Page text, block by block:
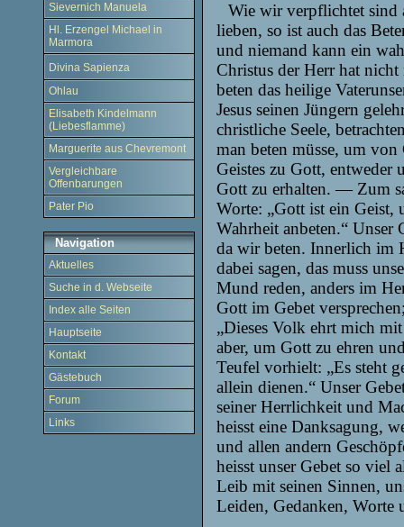
Sievernich Manuela
Hl. Erzengel Michael in
Marmora
Divina Sapienza
Ohlau
Elisabeth Kindelmann
(Liebesflamme)
Marguerite aus Chevremont
Vergleichbare
Offenbarungen
Pater Pio
Navigation
Aktuelles
Suche in d. Webseite
Index alle Seiten
Hauptseite
Kontakt
Gästebuch
Forum
Links
Wie wir verpflichtet sind
lieben, so ist auch das
und niemand kann ein
Christus der Herr hat
beten das heilige
Jesus seinen Jüngern
christliche Seele,
man beten müsse, um
Geistes zu Gott, entweder
Gott zu erhalten. — Zum
Worte: „Gott ist ein Geist,
Wahrheit anbeten.“ Unser
da wir beten. Innerlich im
dabei sagen, das muss
Mund reden, anders im
Gott im Gebet
„Dieses Volk ehrt mich
aber, um Gott zu ehren
Teufel vorhielt: „Es steht
allein dienen.“ Unser
seiner Herrlichkeit und
heisst eine Danksagung,
und allen andern
heisst unser Gebet so viel
Leib mit seinen Sinnen,
Leiden, Gedanken, Worte